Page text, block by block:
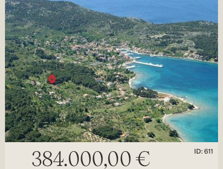
384.000,00 € ID: 611